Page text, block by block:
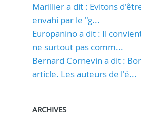
Marillier a dit : Evitons
envahi par le "g...
Europanino a dit : Il
ne surtout pas comm...
Bernard Cornevin a dit :
article. Les auteurs de l'é...
ARCHIVES